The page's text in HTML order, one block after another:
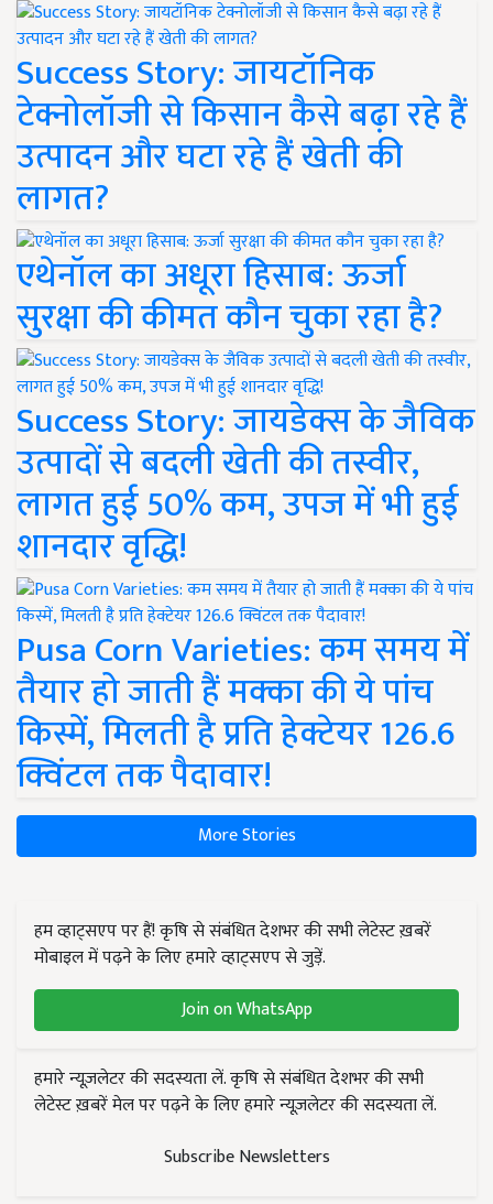
Success Story: जायटॉनिक
टेक्नोलॉजी से किसान कैसे बढ़ा रहे हैं
उत्पादन और घटा रहे हैं खेती की
लागत?
एथेनॉल का अधूरा हिसाब: ऊर्जा
सुरक्षा की कीमत कौन चुका रहा है?
Success Story: जायडेक्स के जैविक
उत्पादों से बदली खेती की तस्वीर,
लागत हुई 50% कम, उपज में भी हुई
शानदार वृद्धि!
Pusa Corn Varieties: कम समय में
तैयार हो जाती हैं मक्का की ये पांच
किस्में, मिलती है प्रति हेक्टेयर 126.6
क्विंटल तक पैदावार!
More Stories
हम व्हाट्सएप पर हैं! कृषि से संबंधित देशभर की सभी लेटेस्ट ख़बरें
मोबाइल में पढ़ने के लिए हमारे व्हाट्सएप से जुड़ें.
Join on WhatsApp
हमारे न्यूज़लेटर की सदस्यता लें. कृषि से संबंधित देशभर की सभी
लेटेस्ट ख़बरें मेल पर पढ़ने के लिए हमारे न्यूज़लेटर की सदस्यता लें.
Subscribe Newsletters